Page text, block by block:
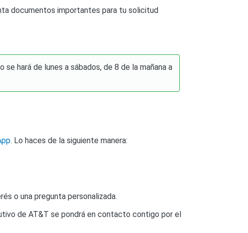
documentos importantes para tu solicitud
hará de lunes a sábados, de 8 de la mañana a
. Lo haces de la siguiente manera:
o una pregunta personalizada.
de AT&T se pondrá en contacto contigo por el